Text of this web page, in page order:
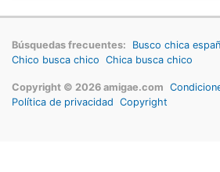
Búsquedas frecuentes: Busco chica
Chico busca chico Chica busca chico
Copyright © 2026 amigae.com
Política de privacidad Copyright